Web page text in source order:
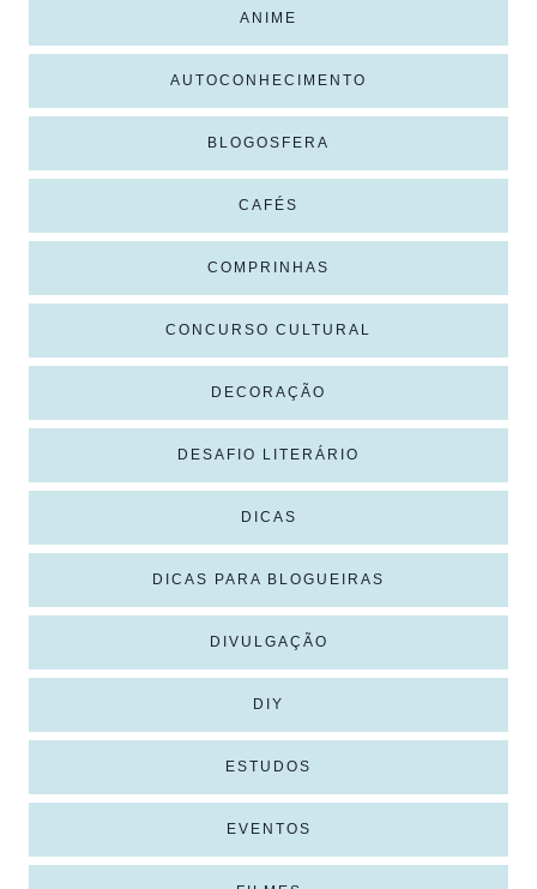
ANIME
AUTOCONHECIMENTO
BLOGOSFERA
CAFÉS
COMPRINHAS
CONCURSO CULTURAL
DECORAÇÃO
DESAFIO LITERÁRIO
DICAS
DICAS PARA BLOGUEIRAS
DIVULGAÇÃO
DIY
ESTUDOS
EVENTOS